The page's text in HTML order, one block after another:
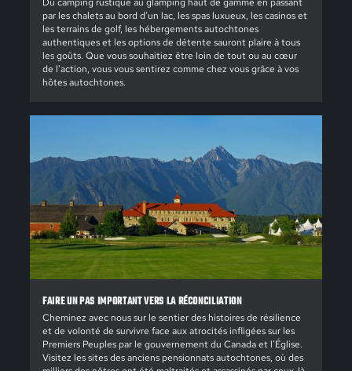
Du camping rustique au glamping haut de gamme en passant
par les chalets au bord d’un lac, les spas luxueux, les casinos et
les terrains de golf, les hébergements autochtones
authentiques et les options de détente sauront plaire à tous
les goûts. Que vous souhaitiez être loin de tout ou au cœur
de l'action, vous vous sentirez comme chez vous grâce à vos
hôtes autochtones.
FAIRE UN PAS IMPORTANT VERS LA RÉCONCILIATION
Cheminez avec nous sur le sentier des histoires de résilience
et de volonté de survivre face aux atrocités infligées sur les
Premiers Peuples par le gouvernement du Canada et l'Église.
Visitez les sites des anciens pensionnats autochtones, où des